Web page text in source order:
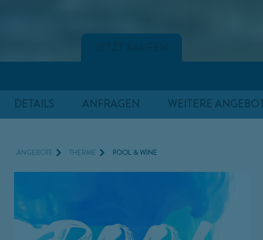
DETAILS ANFRAGEN WEITERE
ANGEBOTE THERME POOL & WINE